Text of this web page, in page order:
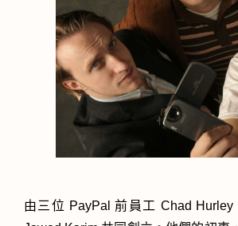
由三位 PayPal 前員工 Chad Hurley